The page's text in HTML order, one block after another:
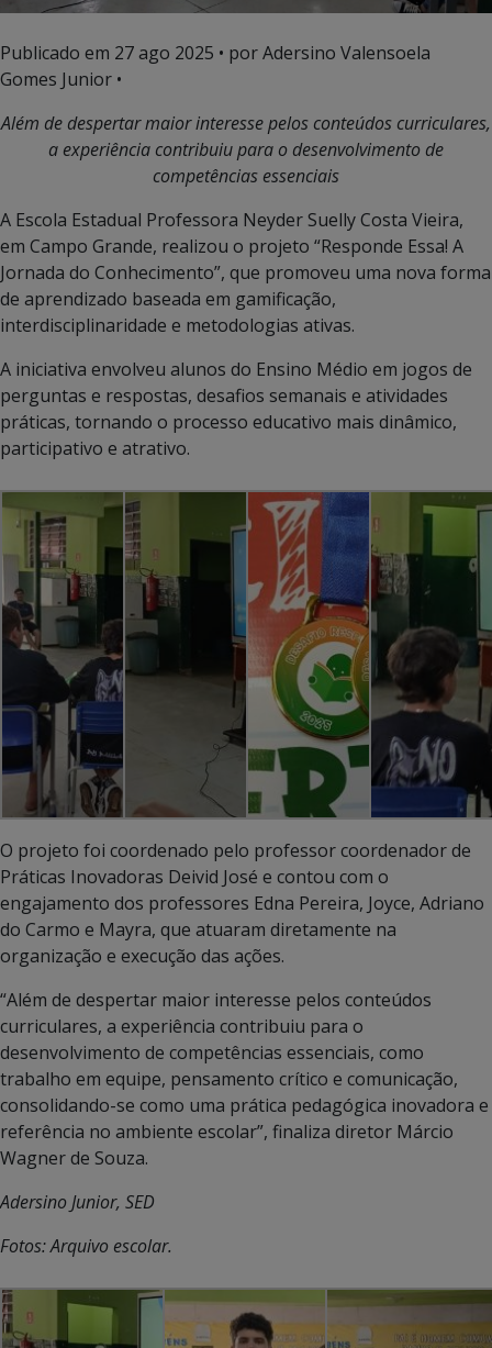
Publicado em 27 ago 2025 • por Adersino Valensoela
Gomes Junior •
Além de despertar maior interesse pelos conteúdos curriculares,
a experiência contribuiu para o desenvolvimento de
competências essenciais
A Escola Estadual Professora Neyder Suelly Costa Vieira,
em Campo Grande, realizou o projeto “Responde Essa! A
Jornada do Conhecimento”, que promoveu uma nova forma
de aprendizado baseada em gamificação,
interdisciplinaridade e metodologias ativas.
A iniciativa envolveu alunos do Ensino Médio em jogos de
perguntas e respostas, desafios semanais e atividades
práticas, tornando o processo educativo mais dinâmico,
participativo e atrativo.
O projeto foi coordenado pelo professor coordenador de
Práticas Inovadoras Deivid José e contou com o
engajamento dos professores Edna Pereira, Joyce, Adriano
do Carmo e Mayra, que atuaram diretamente na
organização e execução das ações.
“Além de despertar maior interesse pelos conteúdos
curriculares, a experiência contribuiu para o
desenvolvimento de competências essenciais, como
trabalho em equipe, pensamento crítico e comunicação,
consolidando-se como uma prática pedagógica inovadora e
referência no ambiente escolar”, finaliza diretor Márcio
Wagner de Souza.
Adersino Junior, SED
Fotos: Arquivo escolar.